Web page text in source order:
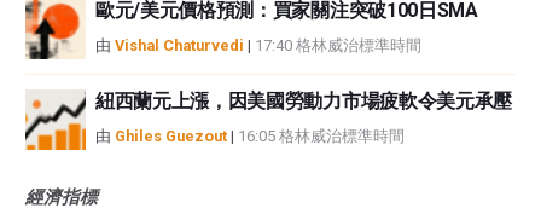
歐元/美元價格預測：買家關注突破100日SMA
由 Vishal Chaturvedi | 17:40 格林威治標準時間
紐西蘭元上漲，因美國勞動力市場疲軟令美元承壓
由 Ghiles Guezout | 16:05 格林威治標準時間
經濟指標